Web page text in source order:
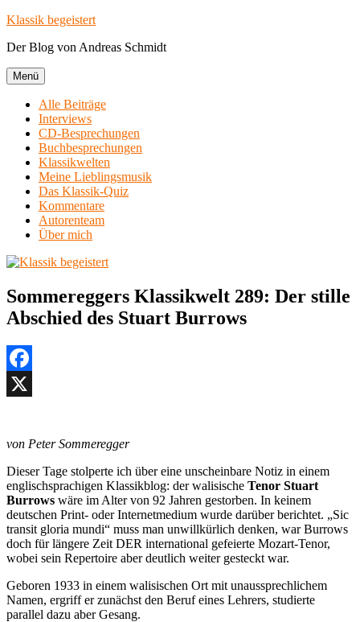
Zum
springen
Klassik begeistert
Der Blog von Andreas Schmidt
Menü
Alle Beiträge
Interviews
CD-Besprechungen
Buchbesprechungen
Klassikwelten
Meine Lieblingsmusik
Das Klassik-Quiz
Kommentare
Autorenteam
Über mich
Sommereggers Klassikwelt 289: Der stille
Abschied des Stuart Burrows
Facebook
von Peter Sommeregger
Dieser Tage stolperte ich über eine unscheinbare Notiz in einem
englischsprachigen Klassikblog: der walisische Tenor Stuart
Burrows wäre im Alter von 92 Jahren gestorben. In keinem
deutschen Print- oder Internetmedium wurde darüber berichtet. „Sic
transit gloria mundi“ muss man unwillkürlich denken, war Burrows
doch für längere Zeit DER international gefeierte Mozart-Tenor,
wobei sein Repertoire aber deutlich weiter gesteckt war.
Geboren 1933 in einem walisischen Ort mit unaussprechlichem
Namen, ergriff er zunächst den Beruf eines Lehrers, studierte
parallel dazu aber Gesang.